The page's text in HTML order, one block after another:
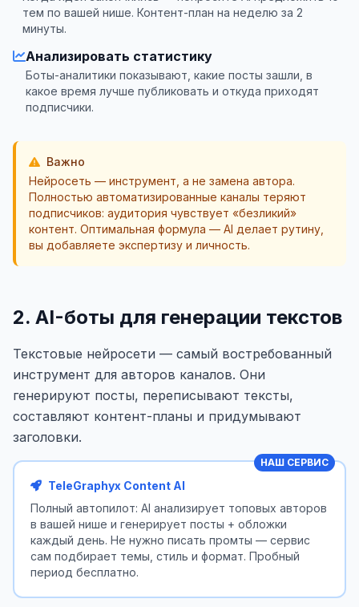
тем по вашей нише. Контент-план на неделю за 2
минуты.
Анализировать статистику
Боты-аналитики показывают, какие посты зашли, в
какое время лучше публиковать и откуда приходят
подписчики.
Важно
Нейросеть — инструмент, а не замена автора.
Полностью автоматизированные каналы теряют
подписчиков: аудитория чувствует «безликий»
контент. Оптимальная формула — AI делает рутину,
вы добавляете экспертизу и личность.
2. AI-боты для генерации текстов
Текстовые нейросети — самый востребованный
инструмент для авторов каналов. Они
генерируют посты, переписывают тексты,
составляют контент-планы и придумывают
заголовки.
НАШ СЕРВИС
TeleGraphyx Content AI
Полный автопилот: AI анализирует топовых авторов
в вашей нише и генерирует посты + обложки
каждый день. Не нужно писать промты — сервис
сам подбирает темы, стиль и формат. Пробный
период бесплатно.